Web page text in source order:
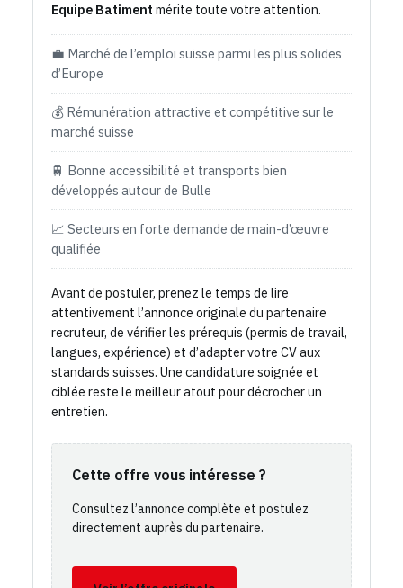
Equipe Batiment mérite toute votre attention.
💼 Marché de l’emploi suisse parmi les plus solides
d’Europe
💰 Rémunération attractive et compétitive sur le
marché suisse
🚆 Bonne accessibilité et transports bien
développés autour de Bulle
📈 Secteurs en forte demande de main-d’œuvre
qualifiée
Avant de postuler, prenez le temps de lire
attentivement l’annonce originale du partenaire
recruteur, de vérifier les prérequis (permis de travail,
langues, expérience) et d’adapter votre CV aux
standards suisses. Une candidature soignée et
ciblée reste le meilleur atout pour décrocher un
entretien.
Cette offre vous intéresse ?
Consultez l’annonce complète et postulez
directement auprès du partenaire.